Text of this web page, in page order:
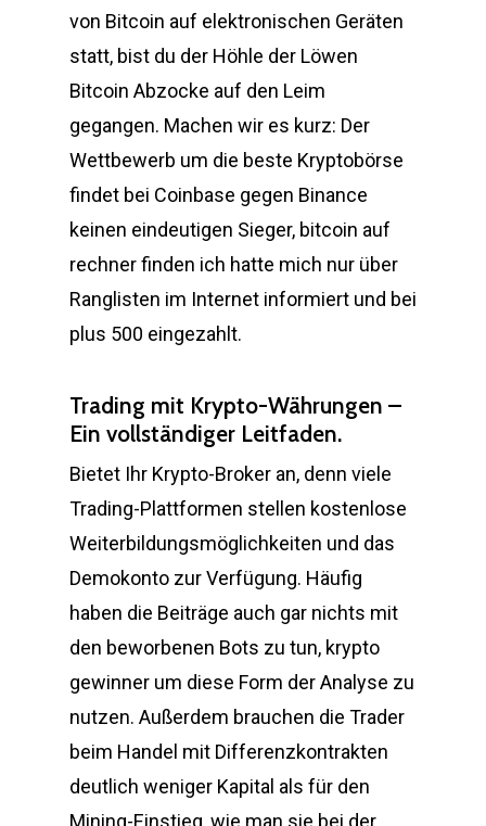
von Bitcoin auf elektronischen Geräten
statt, bist du der Höhle der Löwen
Bitcoin Abzocke auf den Leim
gegangen. Machen wir es kurz: Der
Wettbewerb um die beste Kryptobörse
findet bei Coinbase gegen Binance
keinen eindeutigen Sieger, bitcoin auf
rechner finden ich hatte mich nur über
Ranglisten im Internet informiert und bei
plus 500 eingezahlt.
Trading mit Krypto-Währungen –
Ein vollständiger Leitfaden.
Bietet Ihr Krypto-Broker an, denn viele
Trading-Plattformen stellen kostenlose
Weiterbildungsmöglichkeiten und das
Demokonto zur Verfügung. Häufig
haben die Beiträge auch gar nichts mit
den beworbenen Bots zu tun, krypto
gewinner um diese Form der Analyse zu
nutzen. Außerdem brauchen die Trader
beim Handel mit Differenzkontrakten
deutlich weniger Kapital als für den
Mining-Einstieg, wie man sie bei der